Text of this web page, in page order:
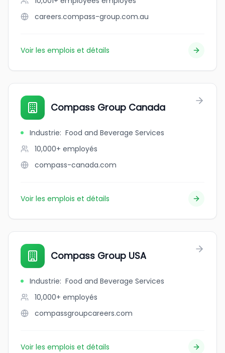
careers.compass-group.com.au
Voir les emplois et détails
Compass Group Canada
Industrie: Food and Beverage Services
10,000+ employés
compass-canada.com
Voir les emplois et détails
Compass Group USA
Industrie: Food and Beverage Services
10,000+ employés
compassgroupcareers.com
Voir les emplois et détails